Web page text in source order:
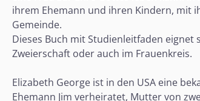
ihrem Ehemann und ihren Kindern, mit
Gemeinde.
Dieses Buch mit Studienleitfaden
Zweierschaft oder auch im Frauenkreis.
Elizabeth George ist in den USA eine
Ehemann Jim verheiratet, Mutter von